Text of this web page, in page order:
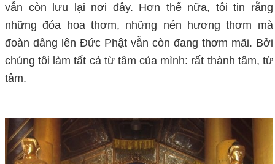
vẫn còn lưu lại nơi đây. Hơn thế nữa, tôi tin rằng
những đóa hoa thơm, những nén hương thơm mà
đoàn dâng lên Đức Phật vẫn còn đang thơm mãi. Bởi
chúng tôi làm tất cả từ tâm của mình: rất thành tâm, từ
tâm.